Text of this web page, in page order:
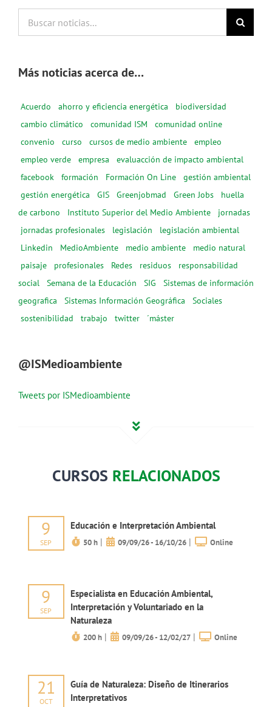
noticias...
Más noticias acerca de…
Acuerdo ahorro y eficiencia energética
biodiversidad
cambio climático
comunidad ISM
comunidad online
convenio
curso cursos de medio ambiente
empleo
empleo verde
empresa
evaluacción de impacto ambiental
facebook
formación Formación On Line
gestión ambiental
gestión energética
GIS Greenjobmad Green Jobs
huella
de carbono
Instituto Superior del Medio Ambiente
jornadas
jornadas profesionales
legislación
legislación ambiental
Linkedin
MedioAmbiente medio ambiente
medio natural
paisaje
profesionales Redes residuos
responsabilidad
social
Semana de la Educación SIG
Sistemas de información
geografica
Sistemas Información Geográfica
Sociales
sostenibilidad
trabajo twitter ´máster
@ISMedioambiente
Tweets por ISMedioambiente
CURSOS RELACIONADOS
9
SEP
Educación e Interpretación Ambiental
50 h| 09/09/26 - 16/10/26| Online
9
SEP
Especialista en Educación Ambiental,
Interpretación y Voluntariado en la
Naturaleza
200 h| 09/09/26 - 12/02/27| Online
21
OCT
Guía de Naturaleza: Diseño de Itinerarios
Interpretativos